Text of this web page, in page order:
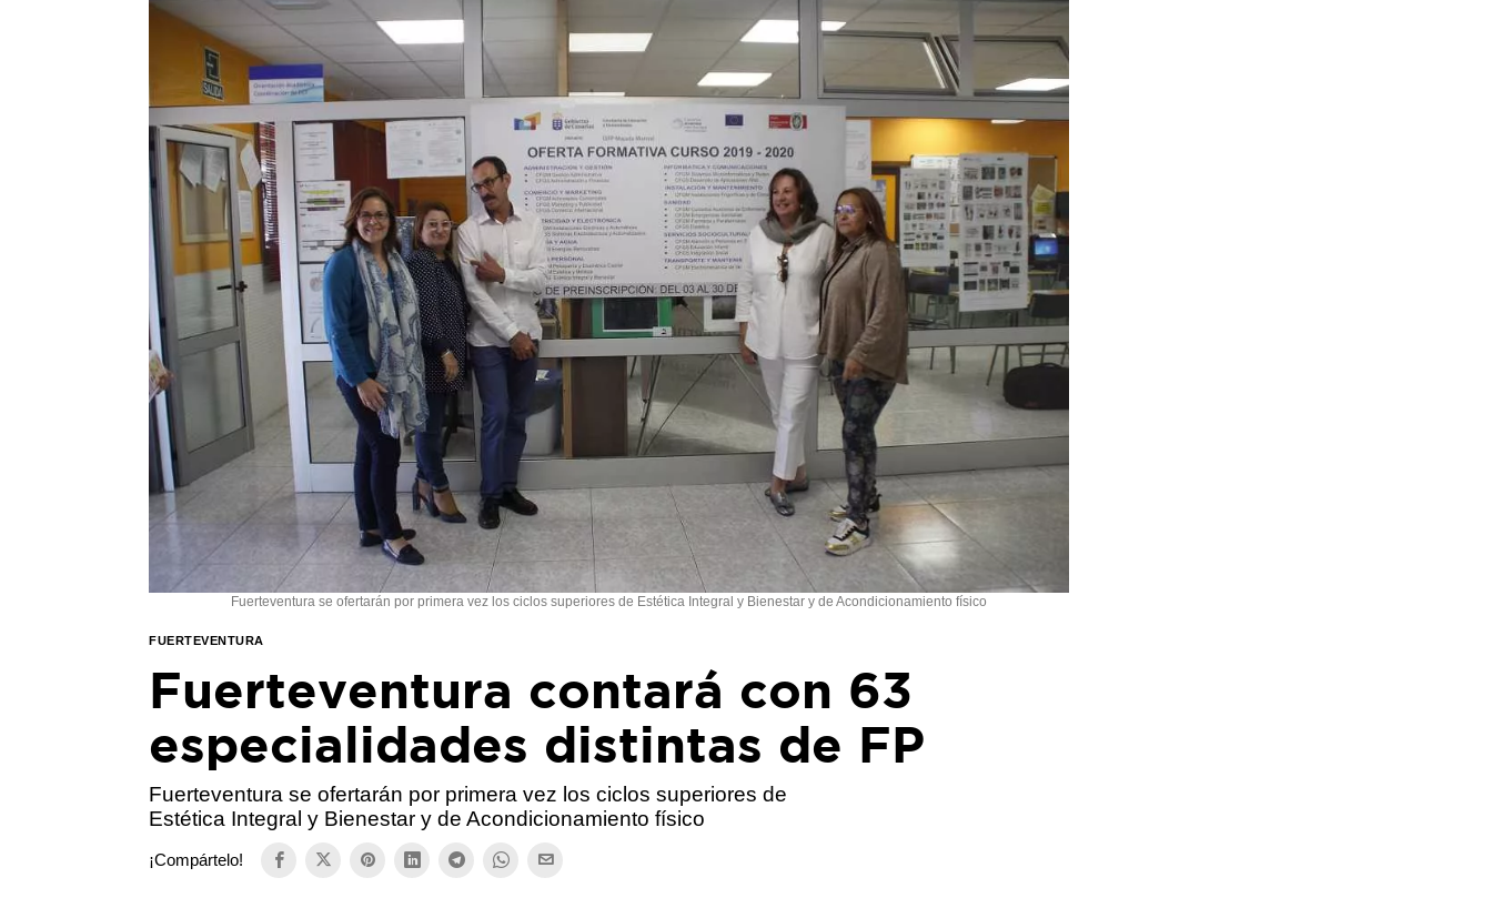
Fuerteventura se ofertarán por primera vez los ciclos superiores de Estética Integral y Bienestar y de Acondicionamiento físico
FUERTEVENTURA
Fuerteventura contará con 63
especialidades distintas de FP
Fuerteventura se ofertarán por primera vez los ciclos superiores de
Estética Integral y Bienestar y de Acondicionamiento físico
¡Compártelo!